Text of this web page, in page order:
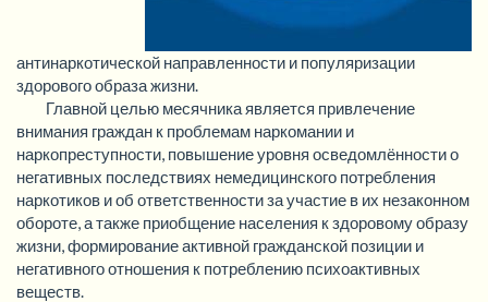
антинаркотической направленности и популяризации
здорового образа жизни.
Главной целью месячника является привлечение
внимания граждан к проблемам наркомании и
наркопреступности, повышение уровня осведомлённости о
негативных последствиях немедицинского потребления
наркотиков и об ответственности за участие в их незаконном
обороте, а также приобщение населения к здоровому образу
жизни, формирование активной гражданской позиции и
негативного отношения к потреблению психоактивных
веществ.